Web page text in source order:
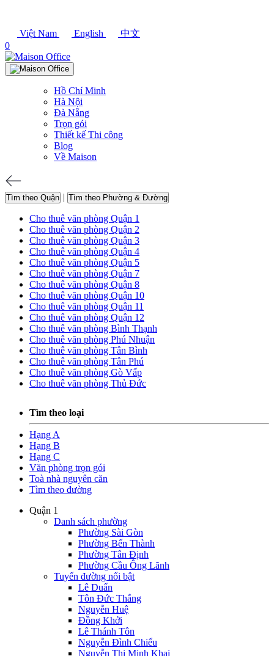
Việt Nam English
中文
0
Hồ Chí Minh
Hà Nội
Đà Nẵng
Trọn gói
Thiết kế Thi công
Blog
Về Maison
Tìm theo Quận | Tìm theo Phường & Đường
Cho thuê văn phòng Quận 1
Cho thuê văn phòng Quận 2
Cho thuê văn phòng Quận 3
Cho thuê văn phòng Quận 4
Cho thuê văn phòng Quận 5
Cho thuê văn phòng Quận 7
Cho thuê văn phòng Quận 8
Cho thuê văn phòng Quận 10
Cho thuê văn phòng Quận 11
Cho thuê văn phòng Quận 12
Cho thuê văn phòng Bình Thạnh
Cho thuê văn phòng Phú Nhuận
Cho thuê văn phòng Tân Bình
Cho thuê văn phòng Tân Phú
Cho thuê văn phòng Gò Vấp
Cho thuê văn phòng Thủ Đức
Tìm theo loại
Hạng A
Hạng B
Hạng C
Văn phòng trọn gói
Toà nhà nguyên căn
Tìm theo đường
Quận 1
Danh sách phường
Phường Sài Gòn
Phường Bến Thành
Phường Tân Định
Phường Cầu Ông Lãnh
Tuyến đường nổi bật
Lê Duẩn
Tôn Đức Thắng
Nguyễn Huệ
Đồng Khởi
Lê Thánh Tôn
Nguyễn Đình Chiểu
Nguyễn Thị Minh Khai